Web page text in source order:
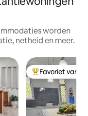
worden
netheid en meer.
Topfavoriet van
Favoriet van